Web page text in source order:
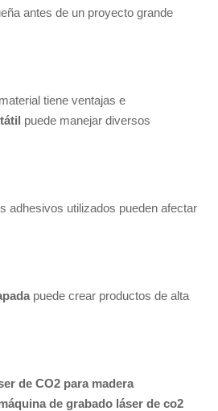
antes de un proyecto grande
tiene ventajas e
puede manejar diversos
adhesivos utilizados pueden afectar
puede crear productos de alta
de CO2 para madera
de grabado láser de co2